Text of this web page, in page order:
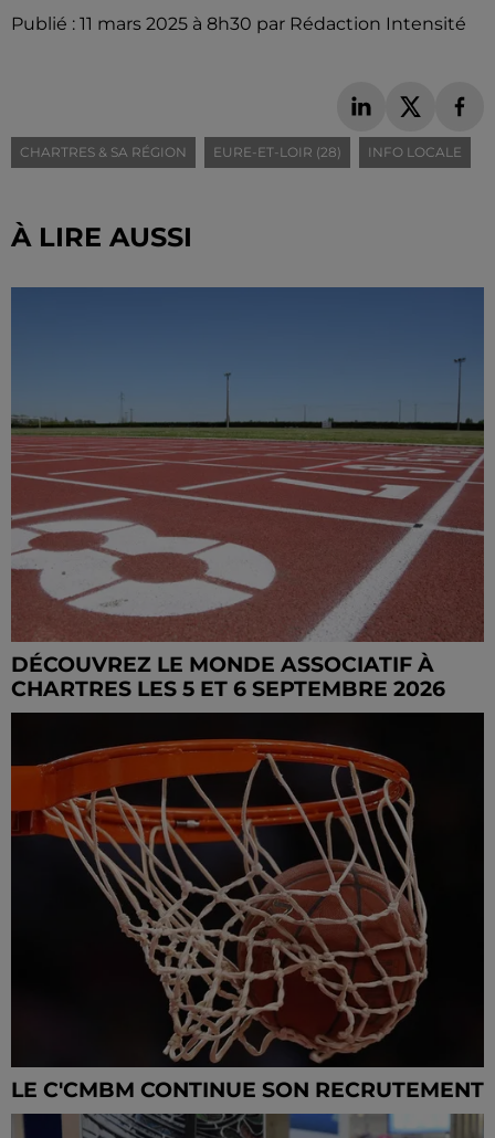
Publié : 11 mars 2025 à 8h30 par Rédaction Intensité
CHARTRES & SA RÉGION EURE-ET-LOIR (28) INFO LOCALE
À LIRE AUSSI
DÉCOUVREZ LE MONDE ASSOCIATIF À
CHARTRES LES 5 ET 6 SEPTEMBRE 2026
LE C'CMBM CONTINUE SON RECRUTEMENT